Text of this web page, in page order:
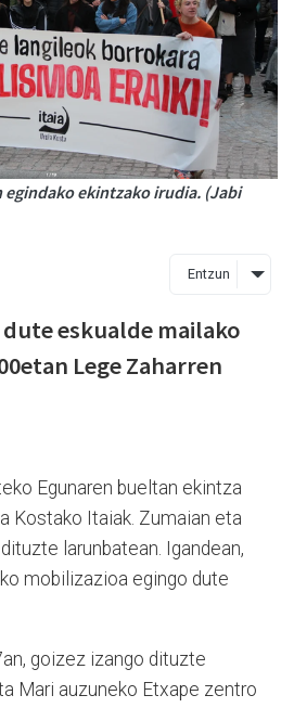
egindako ekintzako irudia. (Jabi
Entzun
eskualde mailako
Lege Zaharren
Egunaren bueltan ekintza
Kostako Itaiak. Zumaian eta
larunbatean. Igandean,
mobilizazioa egingo dute
goizez izango dituzte
Mari auzuneko Etxape zentro